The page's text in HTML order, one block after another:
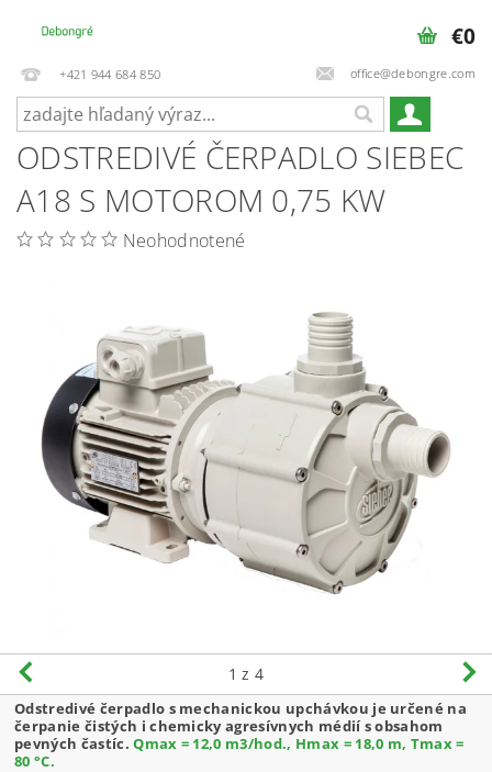
+421 944 684 850 office@debongre.com
€0
ODSTREDIVÉ ČERPADLO SIEBEC
A18 S MOTOROM 0,75 KW
Neohodnotené
1 z 4
Odstredivé čerpadlo s mechanickou upchávkou je určené na
čerpanie čistých i chemicky agresívnych médií s obsahom
pevných častíc.Qmax = 12,0 m3/hod., Hmax = 18,0 m, Tmax =
80 °C.